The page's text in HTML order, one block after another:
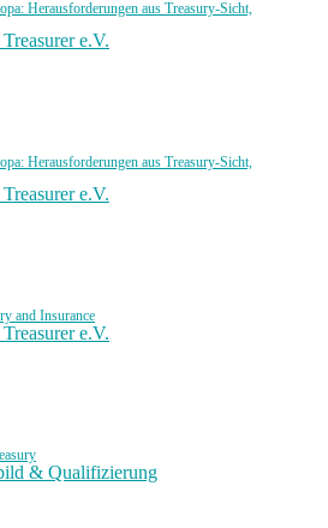
Herausforderungen aus Treasury-Sicht,
e.V.
Herausforderungen aus Treasury-Sicht,
e.V.
and Insurance
e.V.
& Qualifizierung